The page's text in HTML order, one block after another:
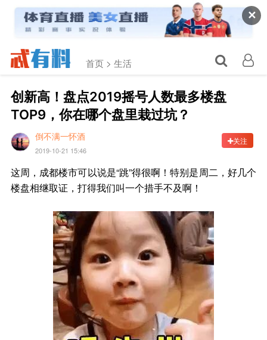
✕
首页 > 生活
创新高！盘点2019摇号人数最多楼盘
TOP9，你在哪个盘里栽过坑？
倒不满一怀酒
2019-10-21 15:46
关注
这周，成都楼市可以说是“跳”得很啊！特别是周二，好几个
楼盘相继取证，打得我们叫一个措手不及啊！